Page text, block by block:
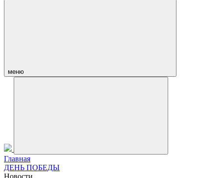
меню
Главная
ДЕНЬ ПОБЕДЫ
Новости